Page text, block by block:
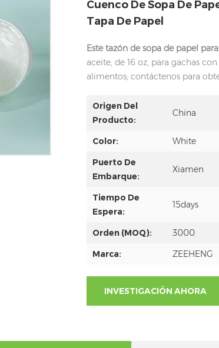
Cuenco De Sopa De
Tapa De Papel
Este tazón de sopa de papel
aceite, de 16 oz, para gachas
alimentos; contáctenos para
Origen Del
Producto:
China
Color:
White
Puerto De
Embarque:
Xiamen
Tiempo De
Espera:
15days
Orden (MOQ):
3000
Marca:
ZEEHENG
INVESTIGACIÓN AHORA